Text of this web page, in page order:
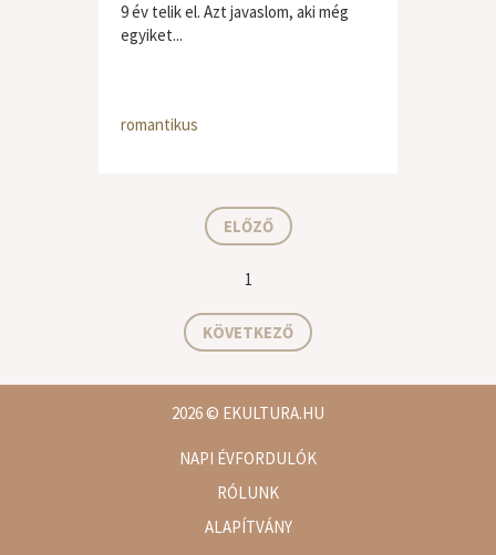
9 év telik el. Azt javaslom, aki még
egyiket...
romantikus
ELŐZŐ
1
KÖVETKEZŐ
2026© EKULTURA.HU
NAPI ÉVFORDULÓK
RÓLUNK
ALAPÍTVÁNY